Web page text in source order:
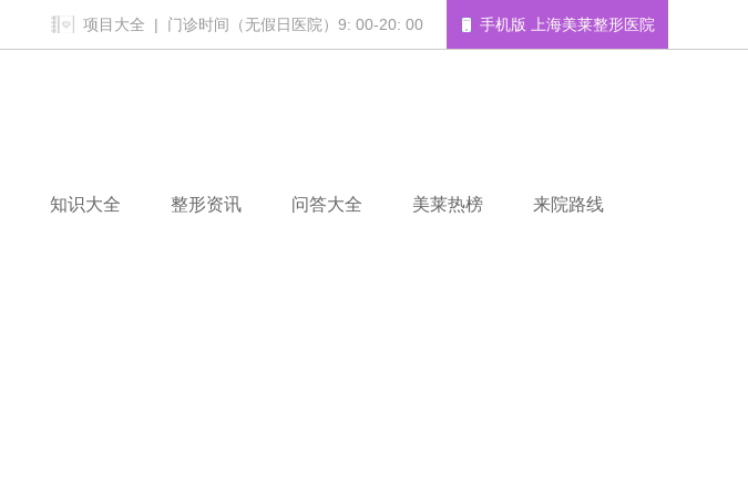
手机版 上海美莱整形医院
项目大全 | 门诊时间（无假日医院）9: 00-20: 00
知识大全 整形资讯 问答大全 美莱热榜 来院路线